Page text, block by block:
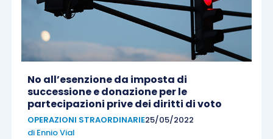
No all’esenzione da imposta di
successione e donazione per le
partecipazioni prive dei diritti di voto
OPERAZIONI STRAORDINARIE25/05/2022
di Ennio Vial